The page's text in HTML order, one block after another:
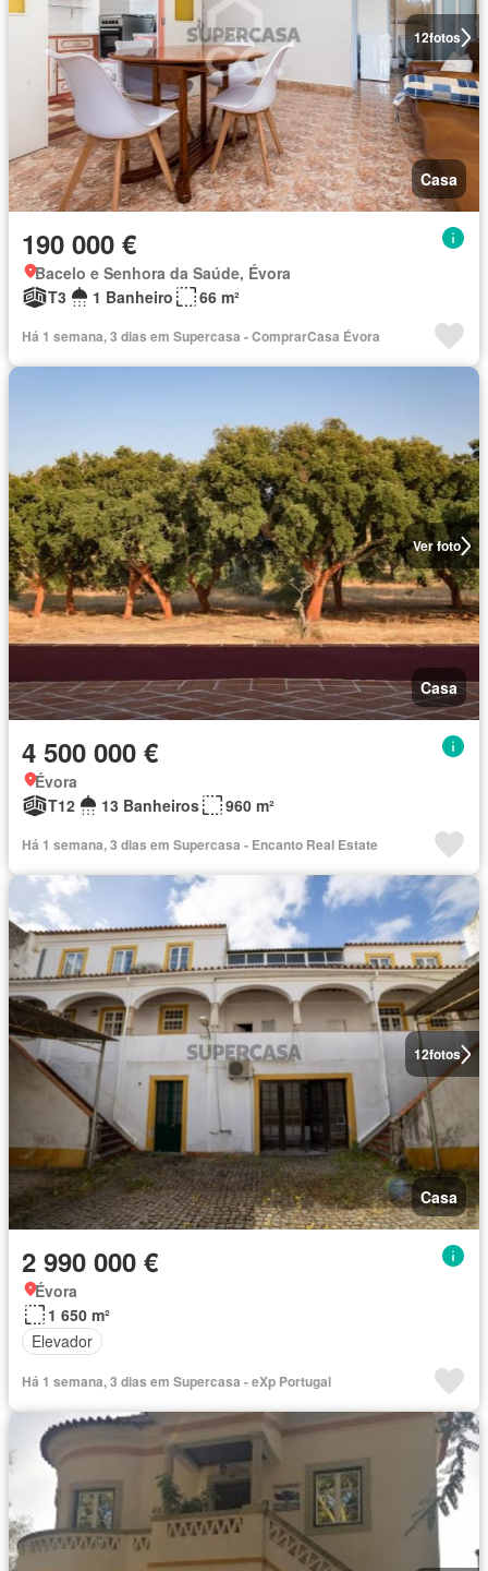
12fotos
Casa
190 000 €
Bacelo e Senhora da Saúde, Évora
T3
1 Banheiro 66 m²
Há 1 semana, 3 dias em Supercasa - ComprarCasa Évora
Ver foto
Casa
4 500 000 €
Évora
T12
13 Banheiros 960 m²
Há 1 semana, 3 dias em Supercasa - Encanto Real Estate
12fotos
Casa
2 990 000 €
Évora
1 650 m²
Elevador
Há 1 semana, 3 dias em Supercasa - eXp Portugal